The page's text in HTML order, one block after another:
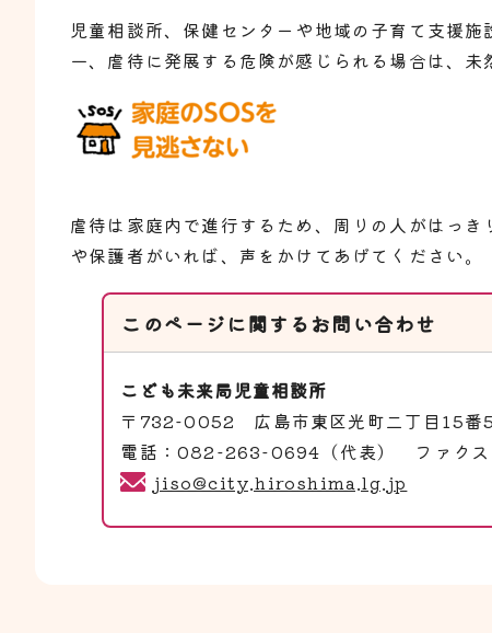
児童相談所、保健センターや地域の子育て支援
一、虐待に発展する危険が感じられる場合は、
虐待は家庭内で進行するため、周りの人がはっ
や保護者がいれば、声をかけてあげてください
このページに関する お問い合わせ
こども未来局児童相談所
〒732-0052 広島市東区光町二丁目15番
電話：082-263-0694（代表） ファク
jiso@city.hiroshima.lg.jp